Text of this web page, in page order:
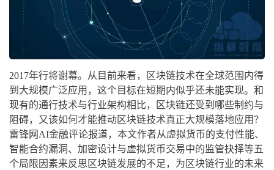
2017年行将谢幕。从目前来看，区块链技术在全球范围内得
到大规模广泛应用，这个目标在短期内似乎还未能实现。和
现有的通行技术与行业架构相比，区块链还受到哪些制约与
阻碍，又该如何才能推动区块链技术真正大规模落地应用？
雷锋网AI金融评论报道，本文作者从虚拟货币的支付性能、
智能合约漏洞、加密设计与虚拟货币交易中的监管抉择等五
个局限因素来反思区块链发展的不足，为区块链行业的未来